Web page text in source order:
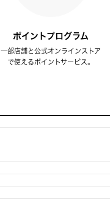
ポイントプログラム
一部店舗と公式オンラインストア
で使えるポイントサービス。